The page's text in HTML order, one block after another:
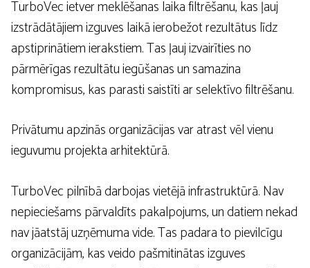
TurboVec ietver meklēšanas laika filtrēšanu, kas ļauj
izstrādātājiem izguves laikā ierobežot rezultātus līdz
apstiprinātiem ierakstiem. Tas ļauj izvairīties no
pārmērīgas rezultātu iegūšanas un samazina
kompromisus, kas parasti saistīti ar selektīvo filtrēšanu.
Privātumu apzinās organizācijas var atrast vēl vienu
ieguvumu projekta arhitektūrā.
TurboVec pilnībā darbojas vietējā infrastruktūrā. Nav
nepieciešams pārvaldīts pakalpojums, un datiem nekad
nav jāatstāj uzņēmuma vide. Tas padara to pievilcīgu
organizācijām, kas veido pašmitinātas izguves